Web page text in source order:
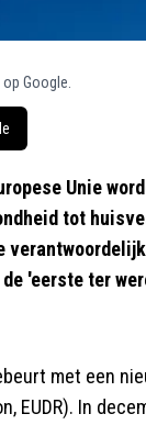
Google.
Unie
tot
'eerste ter
met een
EUDR). In